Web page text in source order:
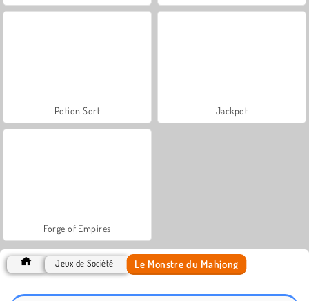
Potion Sort Jackpot
Forge of Empires
Jeux de Société Le Monstre du Mahjong